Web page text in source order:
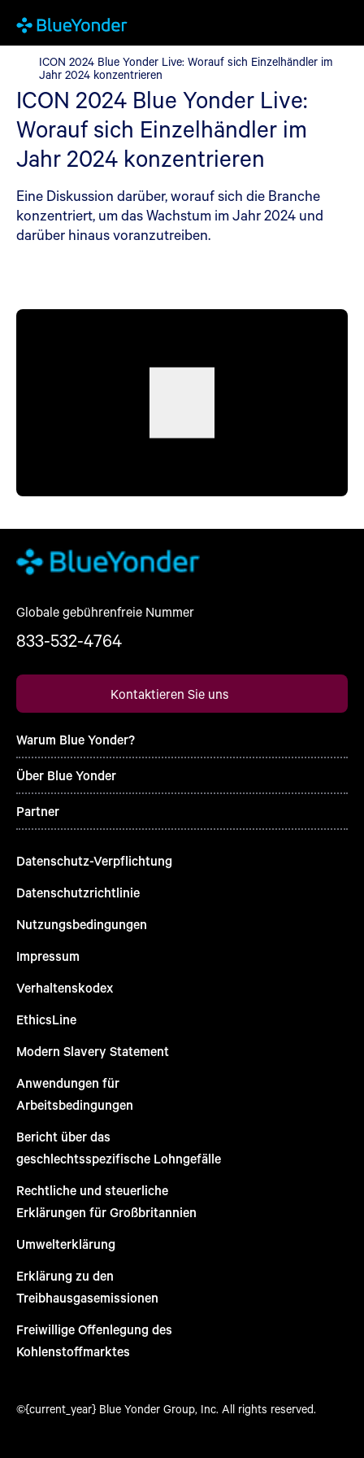
ICON 2024 Blue Yonder Live: Worauf sich Einzelhändler im
ICON 2024 Blue Yonder Live: Worauf sich Einzelhändler im
Jahr 2024 konzentrieren
ICON 2024 Blue Yonder Live:
Worauf sich Einzelhändler im
Jahr 2024 konzentrieren
Eine Diskussion darüber, worauf sich die Branche
konzentriert, um das Wachstum im Jahr 2024 und
darüber hinaus voranzutreiben.
Globale gebührenfreie Nummer
833-532-4764
Kontaktieren Sie uns
Warum Blue Yonder?
Über Blue Yonder
Partner
Datenschutz-Verpflichtung
Datenschutzrichtlinie
Nutzungsbedingungen
Impressum
Verhaltenskodex
EthicsLine
Modern Slavery Statement
Anwendungen für
Arbeitsbedingungen
Bericht über das
geschlechtsspezifische Lohngefälle
Rechtliche und steuerliche
Erklärungen für Großbritannien
Umwelterklärung
Erklärung zu den
Treibhausgasemissionen
Freiwillige Offenlegung des
Kohlenstoffmarktes
©{current_year} Blue Yonder Group, Inc. All rights reserved.